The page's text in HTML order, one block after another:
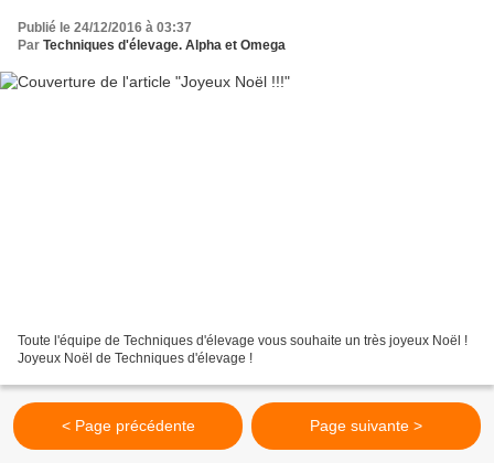
Publié le 24/12/2016 à 03:37
Par Techniques d'élevage. Alpha et Omega
Toute l'équipe de Techniques d'élevage vous souhaite un très joyeux Noël !
Joyeux Noël de Techniques d'élevage !
< Page précédente Page suivante >